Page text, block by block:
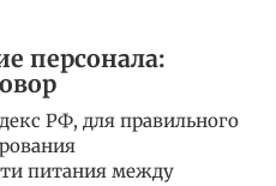
персонала:
РФ, для правильного
питания между